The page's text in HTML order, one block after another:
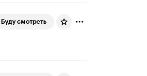
Буду смотреть